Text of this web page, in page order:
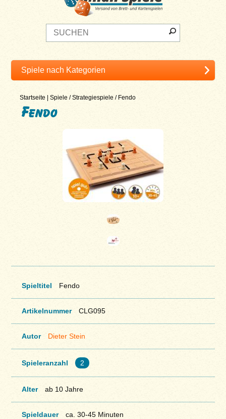
Startseite |Spiele /Strategiespiele / Fendo
Fendo
Spieltitel Fendo
Artikelnummer CLG095
Autor Dieter Stein
Spieleranzahl 2
Alter ab 10 Jahre
Spieldauer ca. 30-45 Minuten